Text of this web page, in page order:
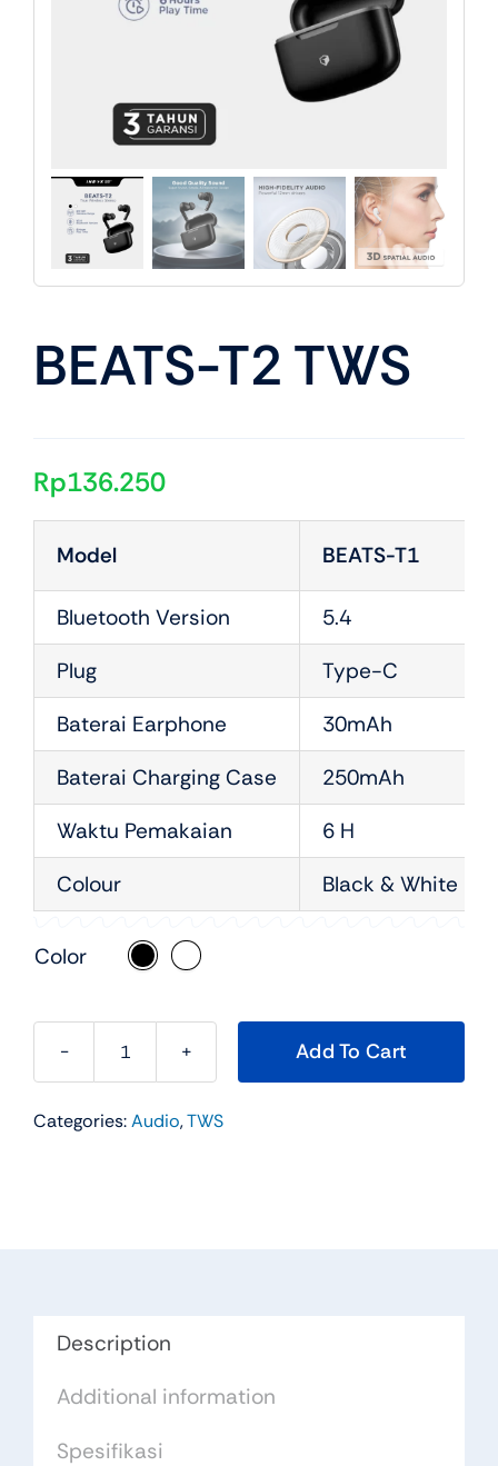
BEATS-T2 TWS
Rp136.250
Model BEATS-T1
Bluetooth Version
5.4
Plug
Type-C
Baterai Earphone
30mAh
Baterai Charging Case
250mAh
Waktu Pemakaian
6 H
Colour
Black & White
Color
BEATS-
TWS
Add To Cart
Categories:Audio,TWS
Description
Additional information
Spesifikasi